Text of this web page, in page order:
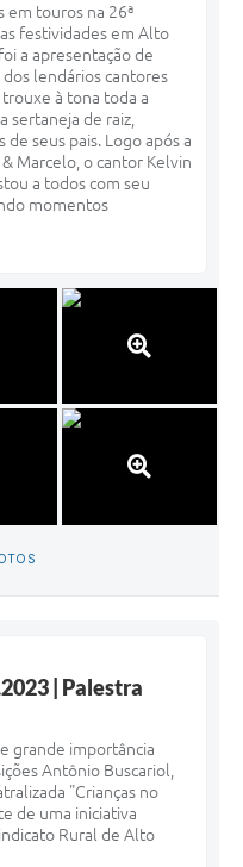
em touros na 26ª
festividades em Alto
a apresentação de
lendários cantores
à tona toda a
sertaneja de raiz,
de seus pais. Logo após a
Marcelo, o cantor Kelvin
a todos com seu
momentos
| Palestra
grande importância
Antônio Buscariol,
"Crianças no
de uma iniciativa
Rural de Alto